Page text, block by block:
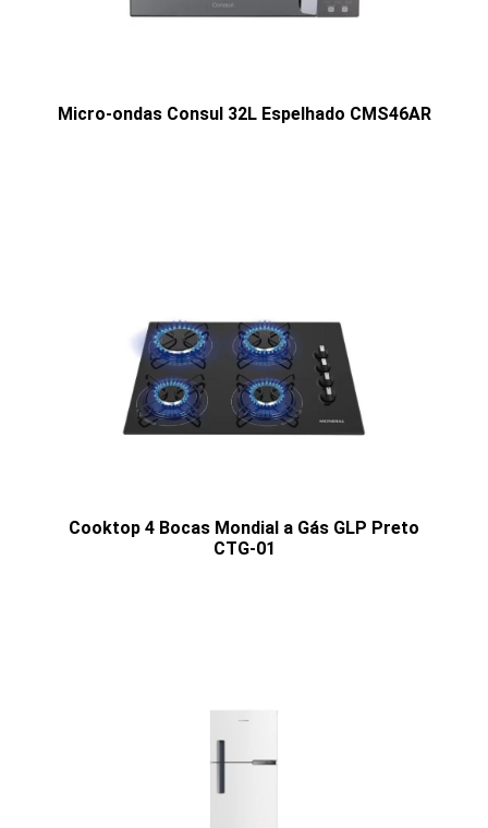
Micro-ondas Consul 32L Espelhado CMS46AR
Cooktop 4 Bocas Mondial a Gás GLP Preto
CTG-01